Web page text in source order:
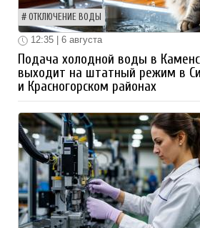
ОТКЛЮЧЕНИЕ ВОДЫ
12:35 | 6 августа
Подача холодной воды в
выходит на штатный режим в
и Красногорском районах